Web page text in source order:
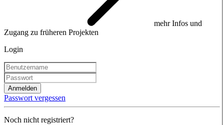
mehr Infos und
Zugang zu früheren Projekten
Login
Anmelden
Passwort vergessen
Noch nicht registriert?